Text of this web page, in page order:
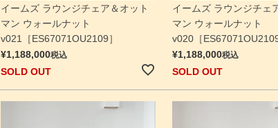
イームズ ラウンジチェア＆オット
マン ウォールナット
v021［ES67071OU2109］
¥1,188,000税込
SOLD OUT
イームズ ラウンジチェ
マン ウォールナット
v020［ES67071OU2109
¥1,188,000税込
SOLD OUT